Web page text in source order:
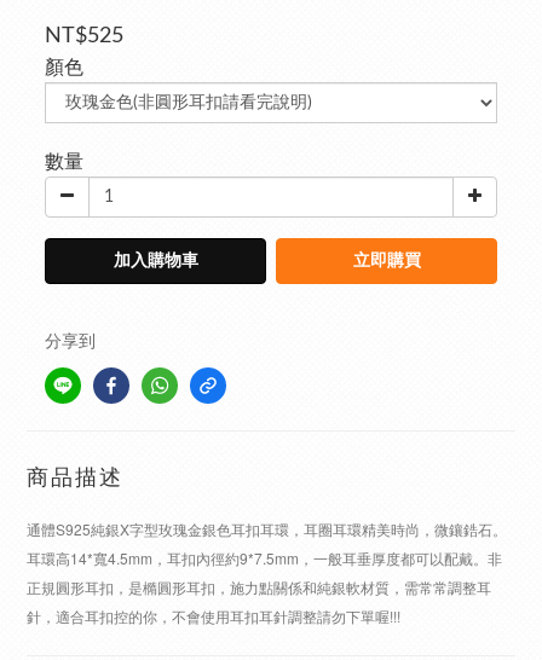
NT$525
顏色
數量
加入購物車 立即購買
分享到
商品描述
通體S925純銀X字型玫瑰金銀色耳扣耳環，耳圈耳環精美時尚，微鑲鋯石。
耳環高14*寬4.5mm，耳扣內徑約9*7.5mm，一般耳垂厚度都可以配戴。非
正規圓形耳扣，是橢圓形耳扣，施力點關係和純銀軟材質，需常常調整耳
針，適合耳扣控的你，不會使用耳扣耳針調整請勿下單喔!!!